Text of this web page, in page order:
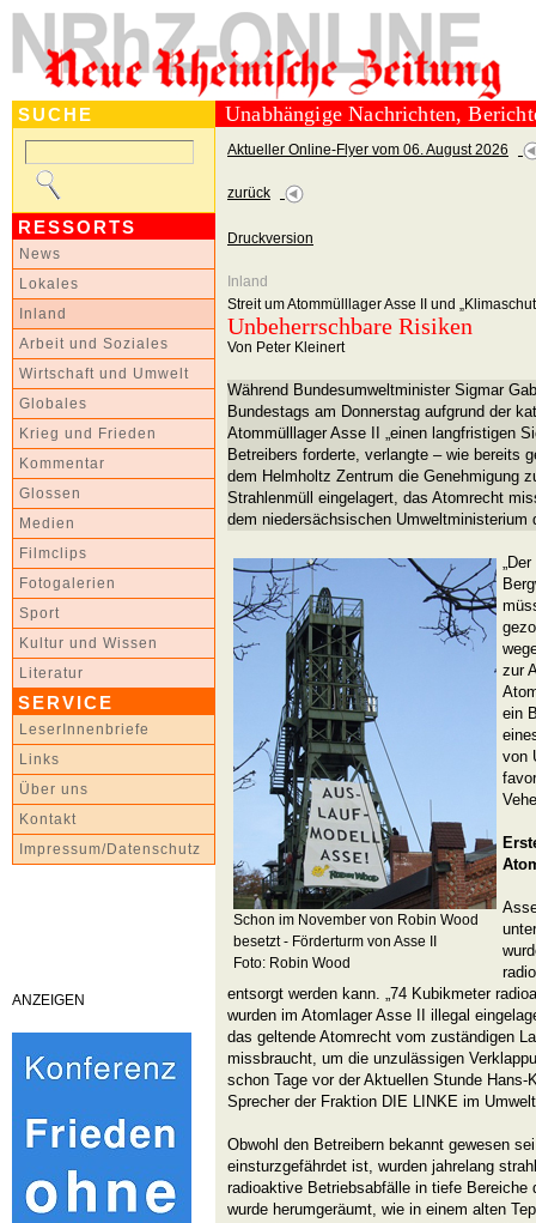
SUCHE
RESSORTS
News
Lokales
Inland
Arbeit und Soziales
Wirtschaft und Umwelt
Globales
Krieg und Frieden
Kommentar
Glossen
Medien
Filmclips
Fotogalerien
Sport
Kultur und Wissen
Literatur
SERVICE
LeserInnenbriefe
Links
Über uns
Kontakt
Impressum/Datenschutz
ANZEIGEN
Unabhängige Nachrichten,
Aktueller Online-Flyer vom 06. August 2026
zurück
Druckversion
Inland
Streit um Atommülllager Asse II und
Unbeherrschbare Risiken
Von Peter Kleinert
Während Bundesumweltminister Sigmar
Bundestags am Donnerstag aufgrund der
Atommülllager Asse II „einen langfristigen
Betreibers forderte, verlangte – wie bereits
dem Helmholtz Zentrum die Genehmigung
Strahlenmüll eingelagert, das Atomrecht
dem niedersächsischen Umweltministerium
Schon im November von Robin Wood
besetzt - Förderturm von Asse II
Foto: Robin Wood
zur
ein
von
entsorgt werden kann. „74 Kubikmeter
wurden im Atomlager Asse II illegal
das geltende Atomrecht vom zuständigen
missbraucht, um die unzulässigen
schon Tage vor der Aktuellen Stunde Hans-
Sprecher der Fraktion DIE LINKE im
Obwohl den Betreibern bekannt gewesen
einsturzgefährdet ist, wurden jahrelang
radioaktive Betriebsabfälle in tiefe Bereiche
wurde herumgeräumt, wie in einem alten